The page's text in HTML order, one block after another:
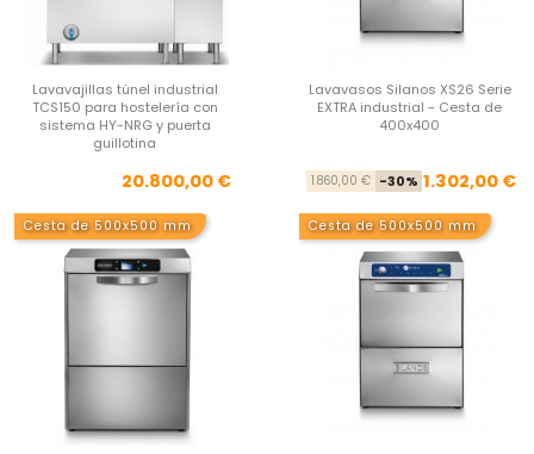
Lavavajillas túnel industrial
TCS150 para hostelería con
sistema HY-NRG y puerta
guillotina
Precio
20.800,00 €
Lavavasos Silanos XS26 Serie
EXTRA industrial - Cesta de
400x400
1.860,00 € -30% 1.302,00 €
Cesta de 500x500 mm Cesta de 500x500 mm